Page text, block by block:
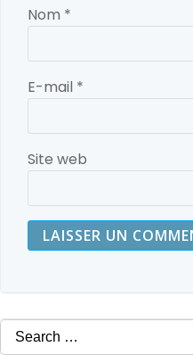
Nom *
E-mail *
Site web
Search